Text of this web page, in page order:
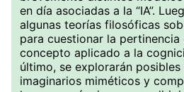
en día asociadas a la “IA”.
algunas teorías filosóficas
para cuestionar la
concepto aplicado a la
último, se explorarán
imaginarios miméticos y